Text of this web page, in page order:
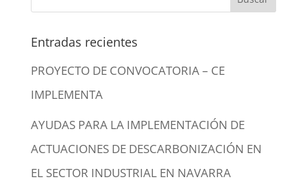
Entradas recientes
PROYECTO DE CONVOCATORIA – CE
IMPLEMENTA
AYUDAS PARA LA IMPLEMENTACIÓN DE
ACTUACIONES DE DESCARBONIZACIÓN EN
EL SECTOR INDUSTRIAL EN NAVARRA